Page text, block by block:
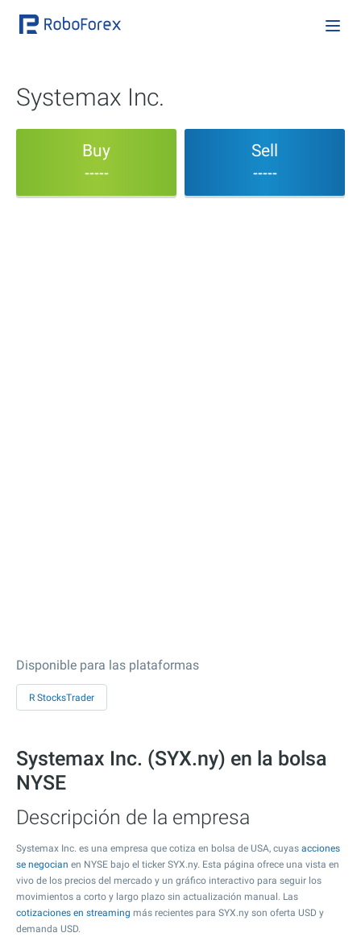
Systemax Inc.
Buy
-----
Sell
-----
Disponible para las plataformas
R StocksTrader
Systemax Inc. (SYX.ny) en la bolsa
NYSE
Descripción de la empresa
Systemax Inc. es una empresa que cotiza en bolsa de USA, cuyas acciones
se negocian en NYSE bajo el ticker SYX.ny. Esta página ofrece una vista en
vivo de los precios del mercado y un gráfico interactivo para seguir los
movimientos a corto y largo plazo sin actualización manual. Las
cotizaciones en streaming más recientes para SYX.ny son oferta USD y
demanda USD.